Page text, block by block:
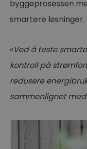
byggeprosessen
smartere løsninger.
«Ved å teste
kontroll på
redusere
sammenlignet